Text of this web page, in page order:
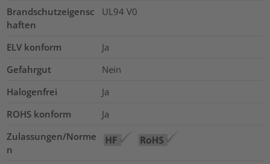
Brandschutzeigensc
haften
UL94 V0
ELV konform
Ja
Gefahrgut
Nein
Halogenfrei
Ja
ROHS konform
Ja
Zulassungen/Norme
n